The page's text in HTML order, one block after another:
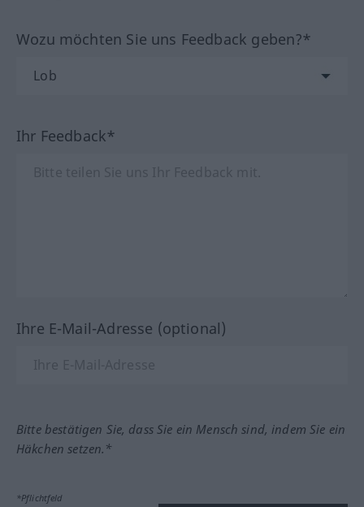
Wozu möchten Sie uns Feedback geben?*
Ihr Feedback*
Ihre E-Mail-Adresse (optional)
Bitte bestätigen Sie, dass Sie ein Mensch sind, indem Sie ein
Häkchen setzen.*
*Pflichtfeld